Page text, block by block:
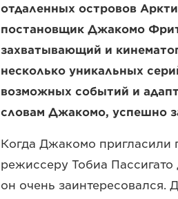
отдаленных островов
постановщик Джакомо
захватывающий и
несколько уникальных
возможных событий и
словам Джакомо, успешно
Когда Джакомо пригласили
режиссеру Тобиа
он очень заинтересовался.